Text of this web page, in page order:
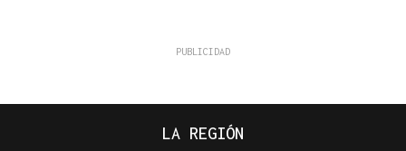
LA REGIÓN